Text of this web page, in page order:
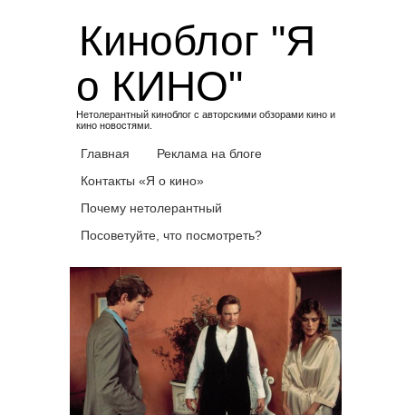
Киноблог "Я
о КИНО"
Нетолерантный киноблог с авторскими обзорами кино и
кино новостями.
Главная
Реклама на блоге
Контакты «Я о кино»
Почему нетолерантный
Посоветуйте, что посмотреть?